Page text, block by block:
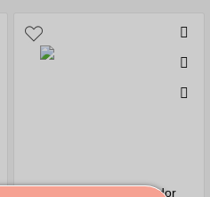
Passalacqua Cremador